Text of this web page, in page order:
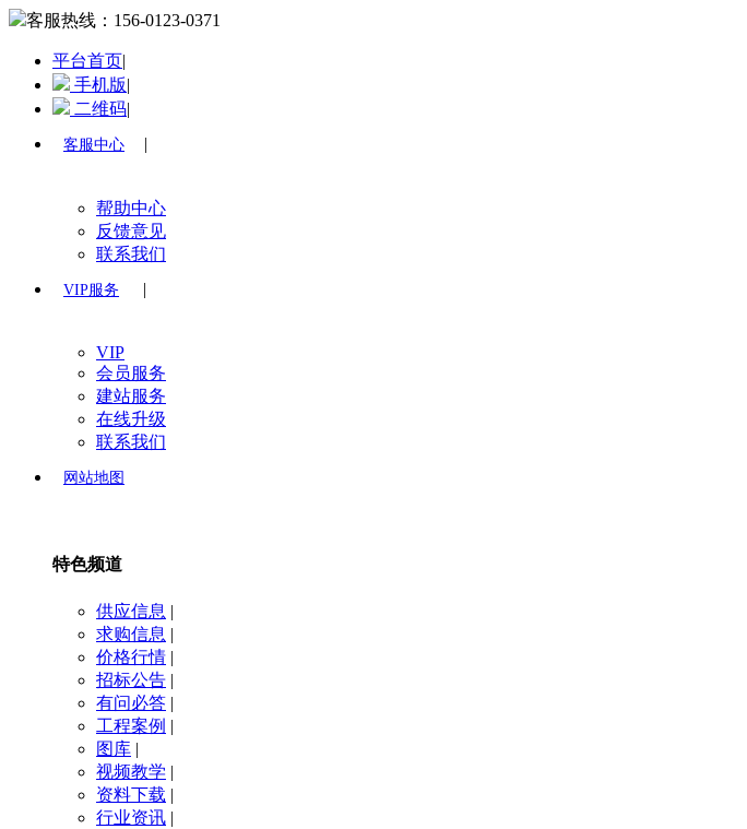
客服热线： 156-0123-0371
平台首页|
手机版|
二维码|
客服中心 |
帮助中心
反馈意见
联系我们
VIP服务 |
VIP
会员服务
建站服务
在线升级
联系我们
网站地图
特色频道
供应信息 |
求购信息 |
价格行情 |
招标公告 |
有问必答 |
工程案例 |
图库 |
视频教学 |
资料下载 |
行业资讯 |